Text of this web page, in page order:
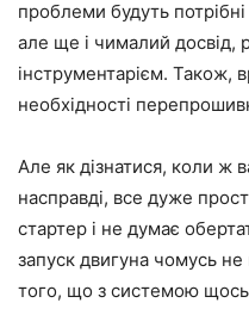
проблеми будуть потрібні
але ще і чималий досвід,
інструментарієм. Також,
необхідності
Але як дізнатися, коли ж
насправді, все дуже
стартер і не думає
запуск двигуна чомусь не
того, що з системою